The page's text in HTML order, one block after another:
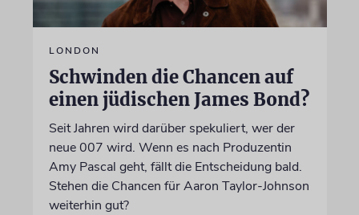
LONDON
Schwinden die Chancen auf
einen jüdischen James Bond?
Seit Jahren wird darüber spekuliert, wer der
neue 007 wird. Wenn es nach Produzentin
Amy Pascal geht, fällt die Entscheidung bald.
Stehen die Chancen für Aaron Taylor-Johnson
weiterhin gut?